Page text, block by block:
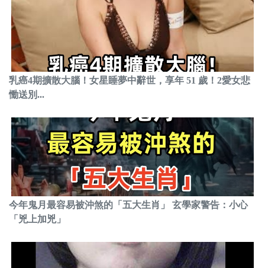
乳癌4期擴散大腦！女星睡夢中辭世，享年 51 歲！2愛女悲
慟送別...
今年鬼月最容易被沖煞的「五大生肖」 玄學家警告：小心
「兇上加兇」